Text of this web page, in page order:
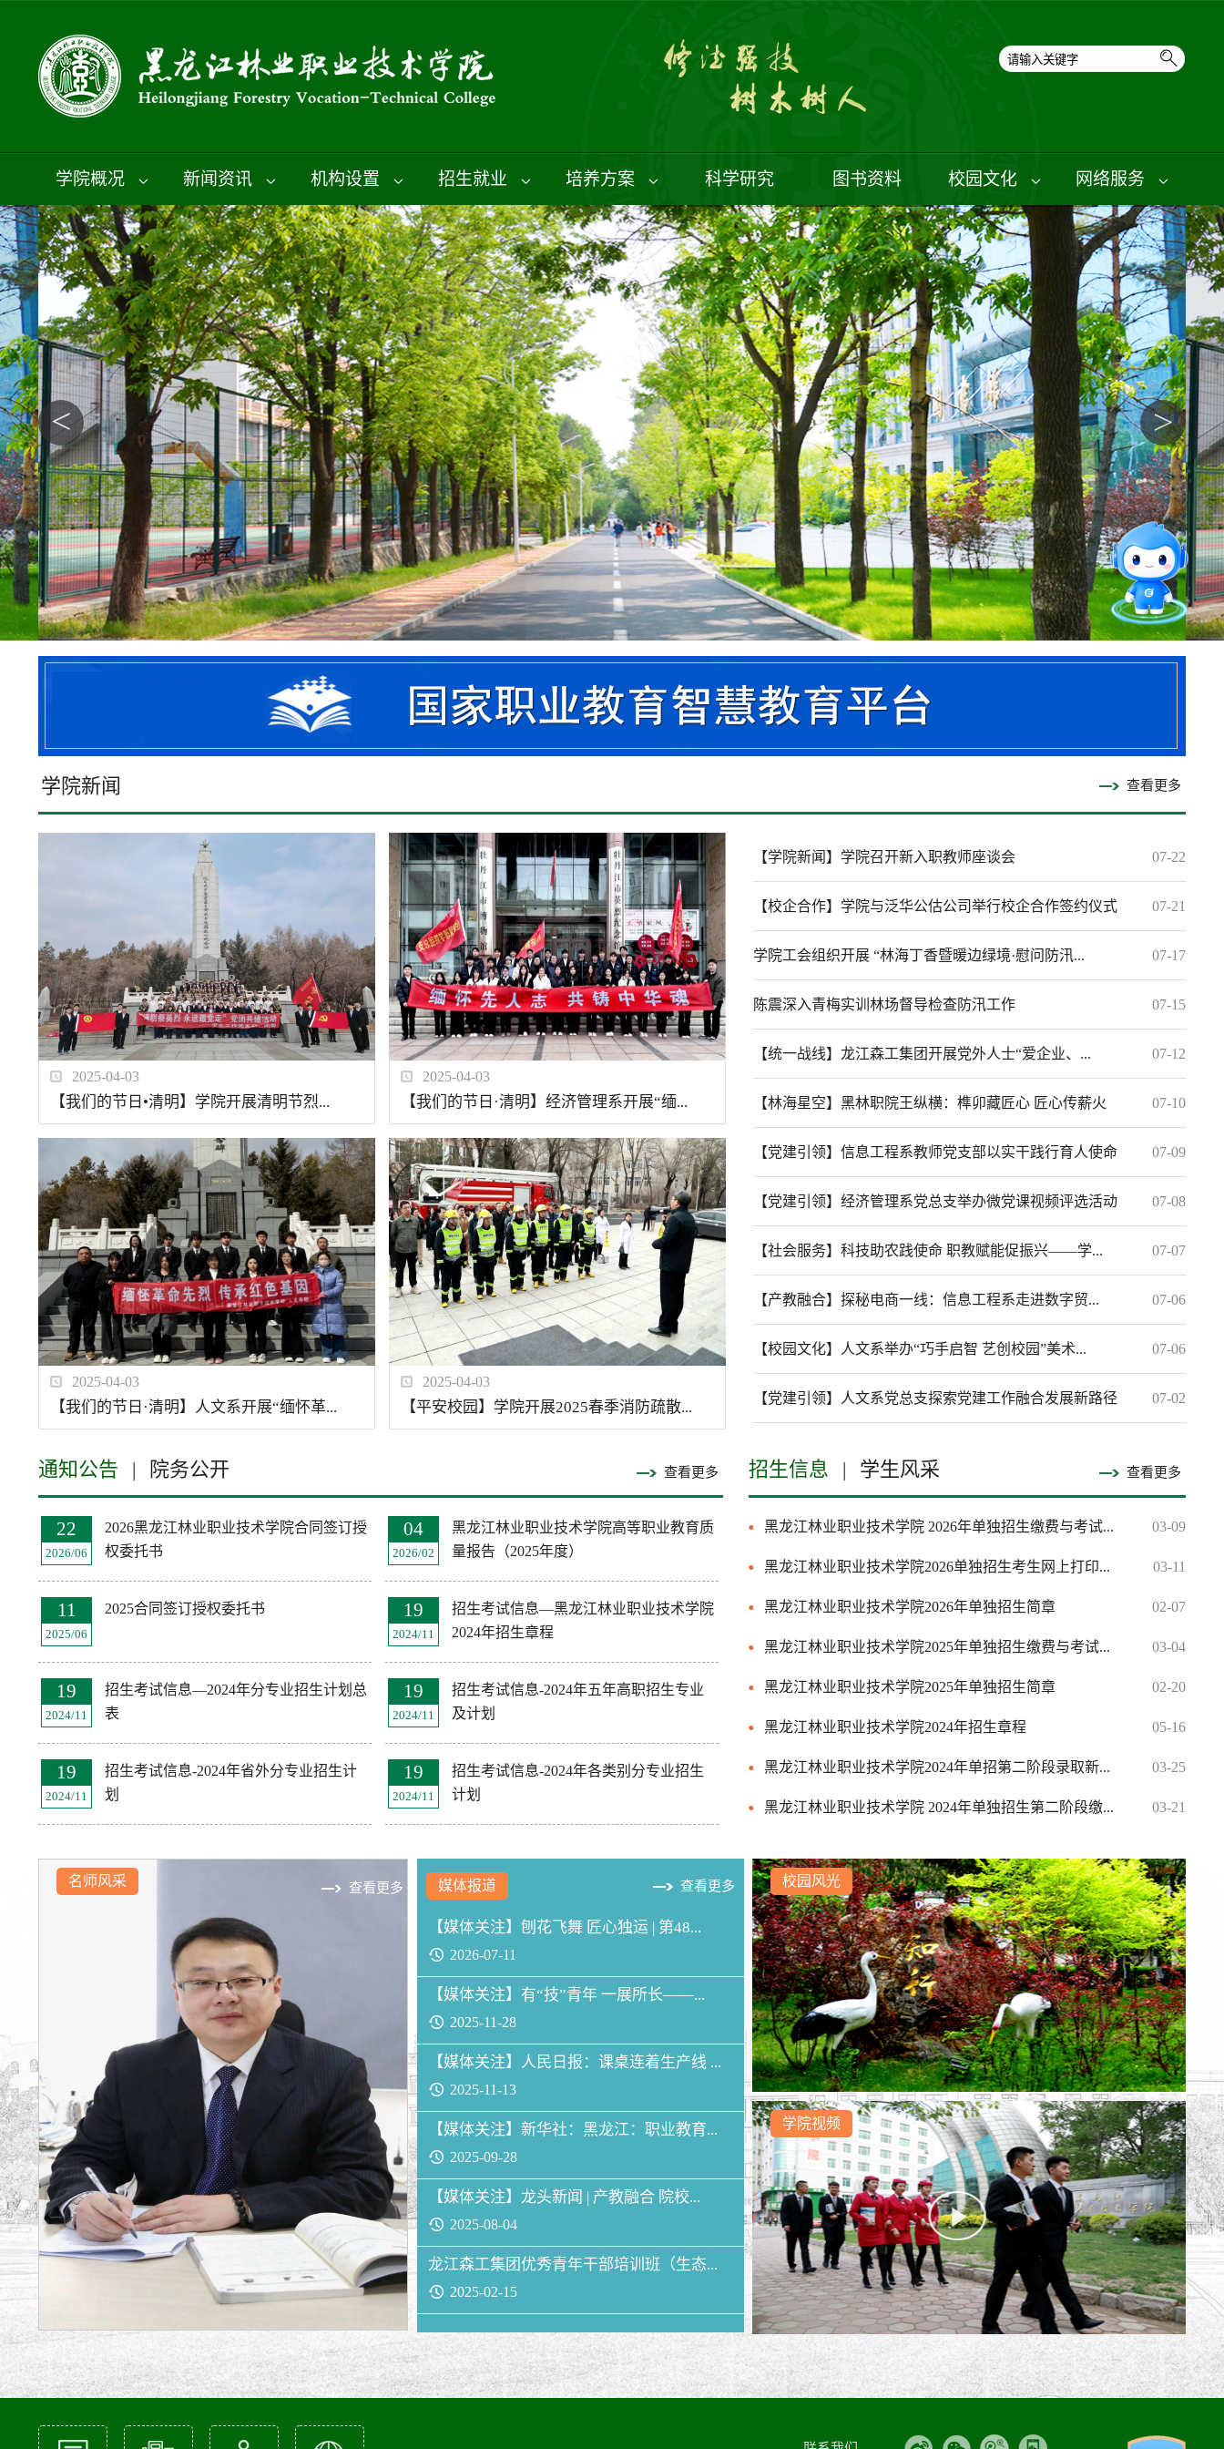
学院概况 新闻资讯 机构设置 招生就业 培养方案 科学研究 图书资料 校园文化 网络服务
< >
查看更多
学院新闻
2025-04-03
【我们的节日•清明】学院开展清明节烈...
2025-04-03
【我们的节日·清明】经济管理系开展“缅...
2025-04-03
【我们的节日·清明】人文系开展“缅怀革...
2025-04-03
【平安校园】学院开展2025春季消防疏散...
07-22
【学院新闻】学院召开新入职教师座谈会
07-21
【校企合作】学院与泛华公估公司举行校企合作签约仪式
07-17
学院工会组织开展 “林海丁香暨暖边绿境·慰问防汛...
07-15
陈震深入青梅实训林场督导检查防汛工作
07-12
【统一战线】龙江森工集团开展党外人士“爱企业、...
07-10
【林海星空】黑林职院王纵横：榫卯藏匠心 匠心传薪火
07-09
【党建引领】信息工程系教师党支部以实干践行育人使命
07-08
【党建引领】经济管理系党总支举办微党课视频评选活动
07-07
【社会服务】科技助农践使命 职教赋能促振兴——学...
07-06
【产教融合】探秘电商一线：信息工程系走进数字贸...
07-06
【校园文化】人文系举办“巧手启智 艺创校园”美术...
07-02
【党建引领】人文系党总支探索党建工作融合发展新路径
通知公告 | 院务公开 查看更多
22
2026/06
2026黑龙江林业职业技术学院合同签订授
权委托书
04
2026/02
黑龙江林业职业技术学院高等职业教育质
量报告（2025年度）
11
2025/06
2025合同签订授权委托书 19
2024/11
招生考试信息—黑龙江林业职业技术学院
2024年招生章程
19
2024/11
招生考试信息—2024年分专业招生计划总
表
19
2024/11
招生考试信息-2024年五年高职招生专业
及计划
19
2024/11
招生考试信息-2024年省外分专业招生计
划
19
2024/11
招生考试信息-2024年各类别分专业招生
计划
招生信息 | 学生风采 查看更多
03-09
黑龙江林业职业技术学院 2026年单独招生缴费与考试...
03-11
黑龙江林业职业技术学院2026单独招生考生网上打印...
02-07
黑龙江林业职业技术学院2026年单独招生简章
03-04
黑龙江林业职业技术学院2025年单独招生缴费与考试...
02-20
黑龙江林业职业技术学院2025年单独招生简章
05-16
黑龙江林业职业技术学院2024年招生章程
03-25
黑龙江林业职业技术学院2024年单招第二阶段录取新...
03-21
黑龙江林业职业技术学院 2024年单独招生第二阶段缴...
名师风采 查看更多 媒体报道 查看更多
【媒体关注】刨花飞舞 匠心独运 | 第48...
2026-07-11
【媒体关注】有“技”青年 一展所长——...
2025-11-28
【媒体关注】人民日报：课桌连着生产线 ...
2025-11-13
【媒体关注】新华社：黑龙江：职业教育...
2025-09-28
【媒体关注】龙头新闻 | 产教融合 院校...
2025-08-04
龙江森工集团优秀青年干部培训班（生态...
2025-02-15
校园风光
学院视频
智能问答
留言板
直通专业